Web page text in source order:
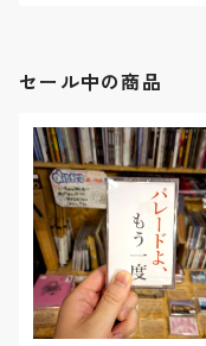
セール中の商品